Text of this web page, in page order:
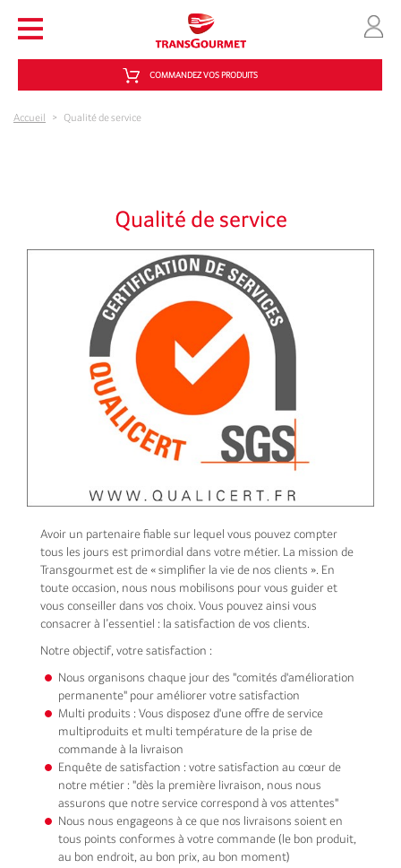
COMMANDEZ VOS PRODUITS
Accueil > Qualité de service
Qualité de service
Avoir un partenaire fiable sur lequel vous pouvez compter
tous les jours est primordial dans votre métier. La mission de
Transgourmet est de « simplifier la vie de nos clients ». En
toute occasion, nous nous mobilisons pour vous guider et
vous conseiller dans vos choix. Vous pouvez ainsi vous
consacrer à l’essentiel : la satisfaction de vos clients.
Notre objectif, votre satisfaction :
Nous organisons chaque jour des "comités d'amélioration
permanente" pour améliorer votre satisfaction
Multi produits : Vous disposez d'une offre de service
multiproduits et multi température de la prise de
commande à la livraison
Enquête de satisfaction : votre satisfaction au cœur de
notre métier : "dès la première livraison, nous nous
assurons que notre service correspond à vos attentes"
Nous nous engageons à ce que nos livraisons soient en
tous points conformes à votre commande (le bon produit,
au bon endroit, au bon prix, au bon moment)